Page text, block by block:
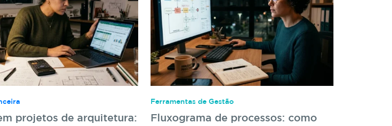
projetos de arquitetura:
Ferramentas de Gestão
Fluxograma de processos: como